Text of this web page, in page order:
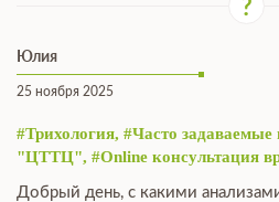
Юлия
25 ноября 2025
#Трихология, #Часто
"ЦТТЦ", #Online консультация
Добрый день, с какими